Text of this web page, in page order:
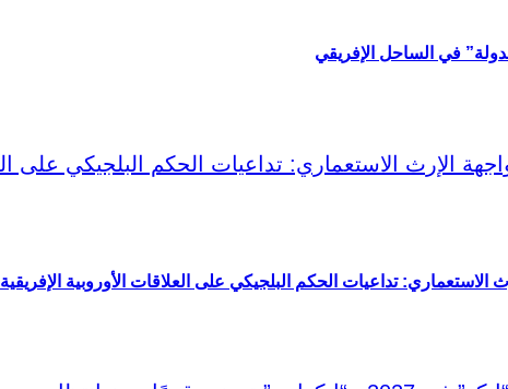
في الساحل الإفريقي
الاستعماري: تداعيات الحكم البلجيكي على العلاقات الأوروبية الإفريقية